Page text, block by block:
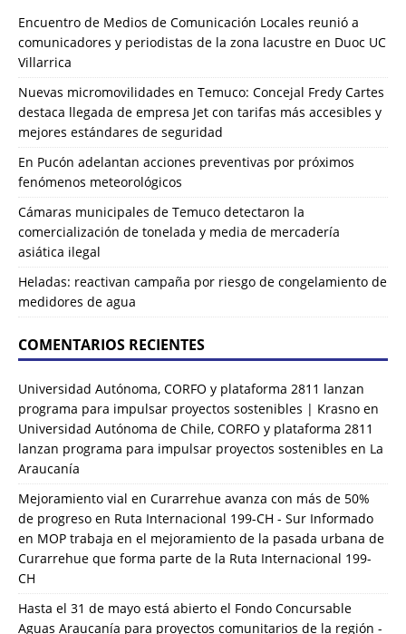
Encuentro de Medios de Comunicación Locales reunió a
comunicadores y periodistas de la zona lacustre en Duoc UC
Villarrica
Nuevas micromovilidades en Temuco: Concejal Fredy Cartes
destaca llegada de empresa Jet con tarifas más accesibles y
mejores estándares de seguridad
En Pucón adelantan acciones preventivas por próximos
fenómenos meteorológicos
Cámaras municipales de Temuco detectaron la
comercialización de tonelada y media de mercadería
asiática ilegal
Heladas: reactivan campaña por riesgo de congelamiento de
medidores de agua
COMENTARIOS RECIENTES
Universidad Autónoma, CORFO y plataforma 2811 lanzan
programa para impulsar proyectos sostenibles | Krasno en
Universidad Autónoma de Chile, CORFO y plataforma 2811
lanzan programa para impulsar proyectos sostenibles en La
Araucanía
Mejoramiento vial en Curarrehue avanza con más de 50%
de progreso en Ruta Internacional 199-CH - Sur Informado
en MOP trabaja en el mejoramiento de la pasada urbana de
Curarrehue que forma parte de la Ruta Internacional 199-
CH
Hasta el 31 de mayo está abierto el Fondo Concursable
Aguas Araucanía para proyectos comunitarios de la región -